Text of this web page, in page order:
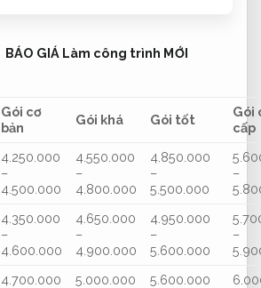
BÁO GIÁ Làm công trình MỚI
Gói cơ
bản
Gói khá Gói tốt
Gói
cấp
4.250.000
–
4.500.000
4.550.000
–
4.800.000
4.850.000
–
5.500.000
–
4.350.000
–
4.600.000
4.650.000
–
4.900.000
4.950.000
–
5.600.000
–
4.700.000
5.000.000
5.600.000